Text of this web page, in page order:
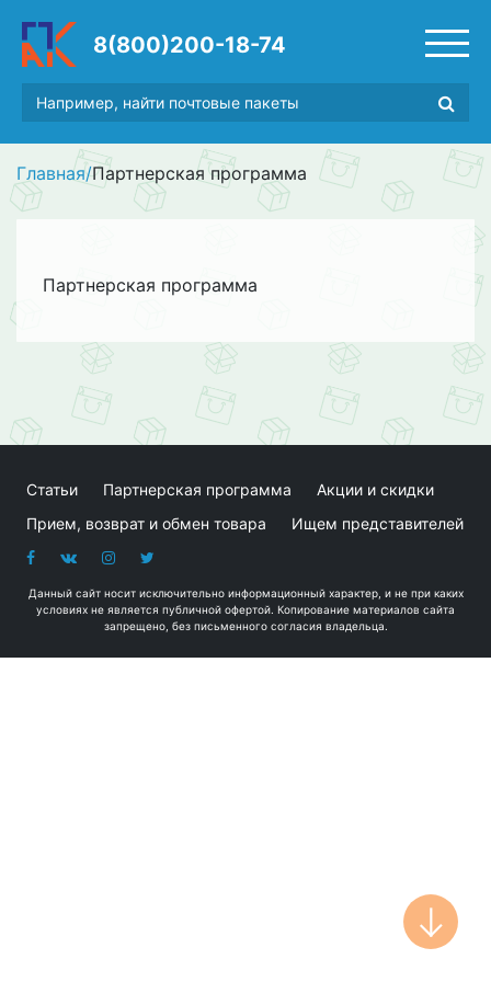
8(800)200-18-74
Главная/Партнерская программа
Партнерская программа
Статьи Партнерская программа
Акции и скидки
Прием, возврат и обмен товара
Ищем представителей
Данный сайт носит исключительно информационный характер, и не при каких
условиях не является публичной офертой. Копирование материалов сайта
запрещено, без письменного согласия владельца.